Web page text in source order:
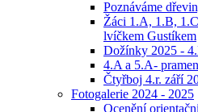
Poznáváme
Žáci 1.A, 1.B,
lvíčkem Gustíkem
Dožínky 2025 -
4.A a 5.A-
Čtyřboj 4.r. září
Fotogalerie 2024 - 2025
Ocenění